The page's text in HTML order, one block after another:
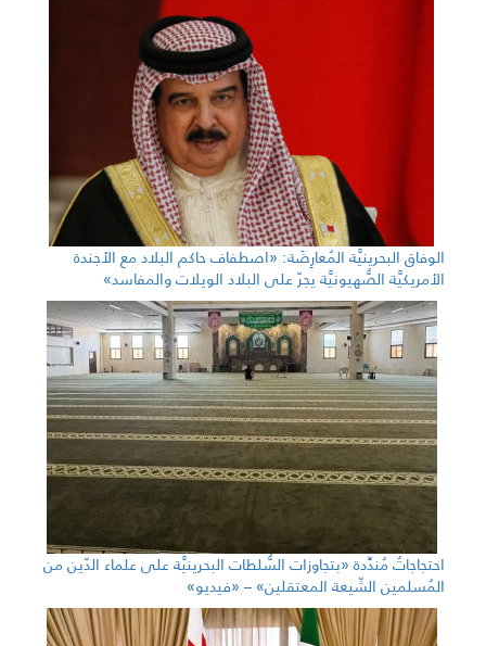
الوفاق البحرينيَّة المُعارِضَة: «اصطفاف حاكم البلاد مع الأجندة
الأمريكيَّة الصُّهيونيَّة يجرّ على البلاد الويلات والمفاسد»
احتجاجاتٌ مُندِّدة «بتجاوزات السُّلطات البحرينيَّة على علماء الدّين من
المُسلمين الشّيعة المعتقلين» – «فيديو»